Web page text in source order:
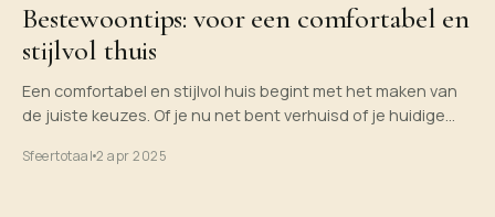
Bestewoontips: voor een comfortabel en
stijlvol thuis
Een comfortabel en stijlvol huis begint met het maken van
de juiste keuzes. Of je nu net bent verhuisd of je huidige…
Sfeertotaal2 apr 2025